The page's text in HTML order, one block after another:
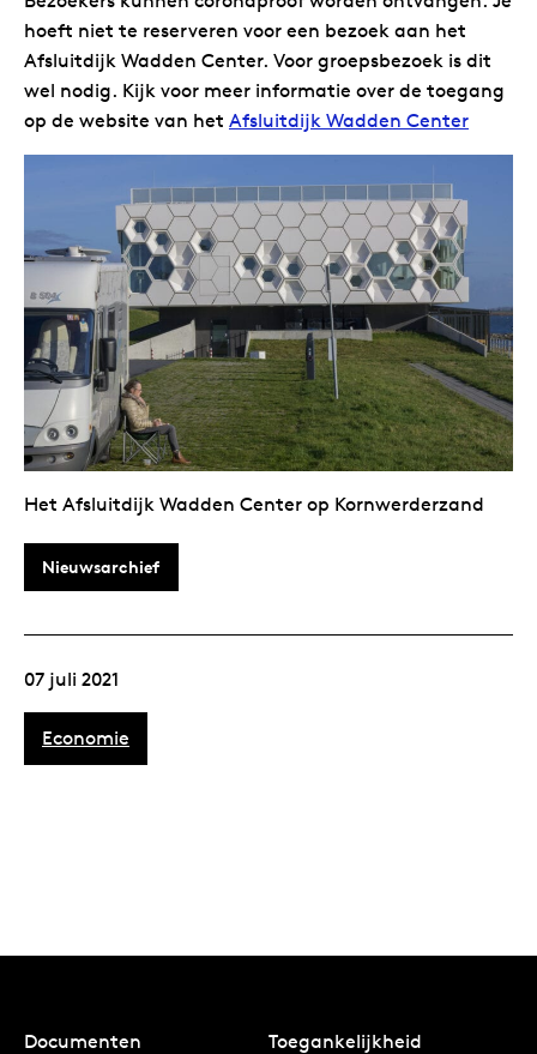
07 juli 2021
Economie
hoeft niet te reserveren voor een bezoek aan het
Afsluitdijk Wadden Center. Voor groepsbezoek is dit
wel nodig. Kijk voor meer informatie over de toegang
op de website van het Afsluitdijk Wadden Center
Het Afsluitdijk Wadden Center op Kornwerderzand
Nieuwsarchief
Documenten Toegankelijkheid